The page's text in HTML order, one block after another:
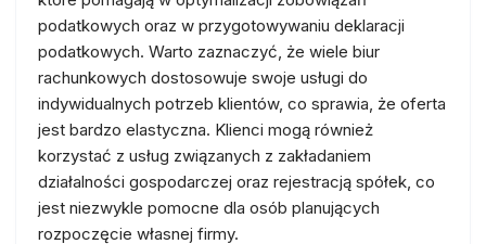
podatkowych oraz w przygotowywaniu deklaracji
podatkowych. Warto zaznaczyć, że wiele biur
rachunkowych dostosowuje swoje usługi do
indywidualnych potrzeb klientów, co sprawia, że oferta
jest bardzo elastyczna. Klienci mogą również
korzystać z usług związanych z zakładaniem
działalności gospodarczej oraz rejestracją spółek, co
jest niezwykle pomocne dla osób planujących
rozpoczęcie własnej firmy.